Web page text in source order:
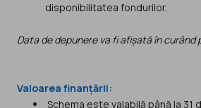
disponibilitatea fondurilor.
Data de depunere va fi afișată în curând
Valoarea finanțării:
Schema este valabilă până la 31